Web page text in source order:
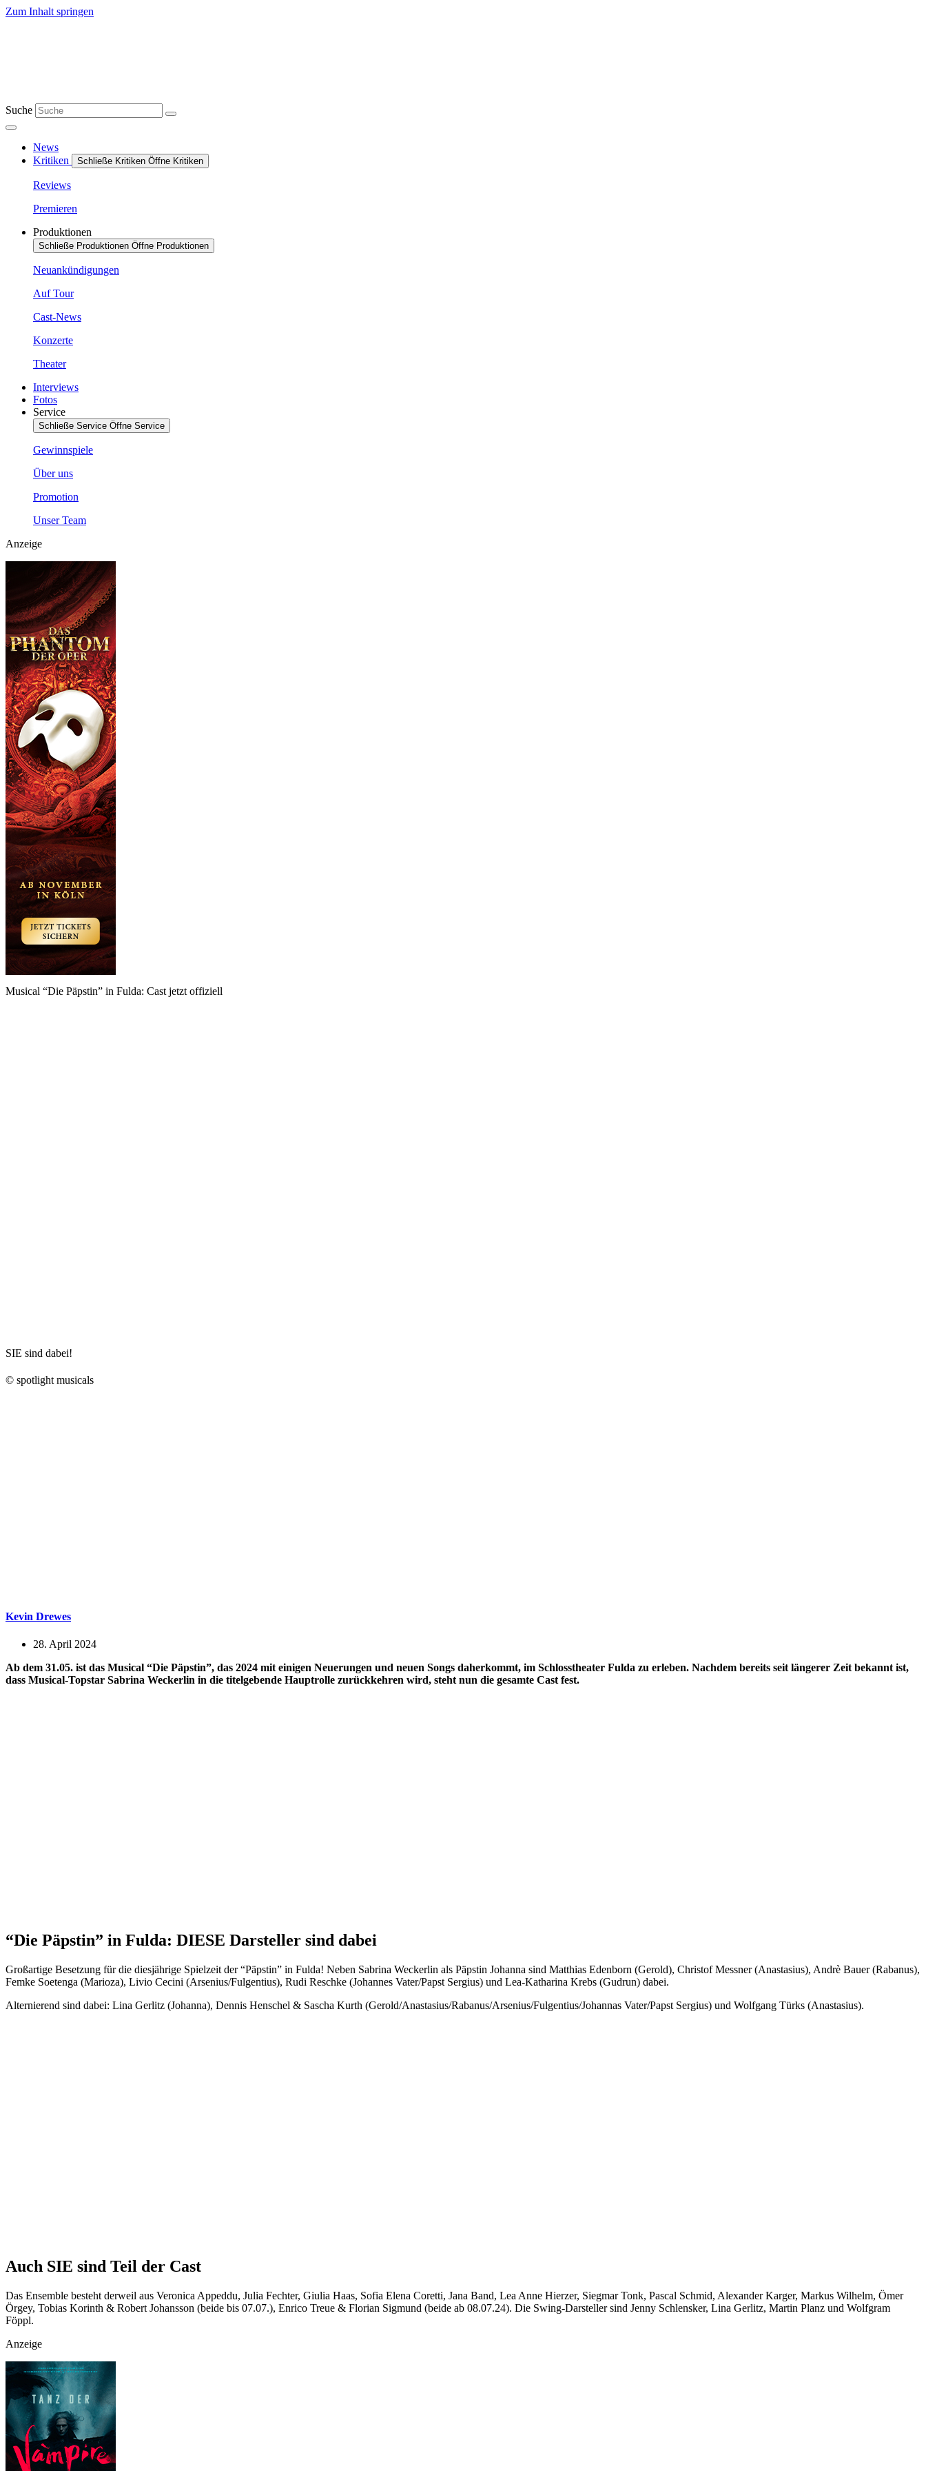
Zum Inhalt springen
Suche
News
Kritiken
Schließe Kritiken Öffne Kritiken
Reviews
Premieren
Produktionen
Schließe Produktionen Öffne Produktionen
Neuankündigungen
Auf Tour
Cast-News
Konzerte
Theater
Interviews
Fotos
Service
Schließe Service Öffne Service
Gewinnspiele
Über uns
Promotion
Unser Team
Anzeige
Musical “Die Päpstin” in Fulda: Cast jetzt offiziell
SIE sind dabei!
© spotlight musicals
Kevin Drewes
28. April 2024
Ab dem 31.05. ist das Musical “Die Päpstin”, das 2024 mit einigen Neuerungen und neuen Songs daherkommt, im Schlosstheater Fulda zu erleben. Nachdem bereits seit längerer Zeit bekannt ist,
dass Musical-Topstar Sabrina Weckerlin in die titelgebende Hauptrolle zurückkehren wird, steht nun die gesamte Cast fest.
“Die Päpstin” in Fulda: DIESE Darsteller sind dabei
Großartige Besetzung für die diesjährige Spielzeit der “Päpstin” in Fulda! Neben Sabrina Weckerlin als Päpstin Johanna sind Matthias Edenborn (Gerold), Christof Messner (Anastasius), Andrè Bauer (Rabanus),
Femke Soetenga (Marioza), Livio Cecini (Arsenius/Fulgentius), Rudi Reschke (Johannes Vater/Papst Sergius) und Lea-Katharina Krebs (Gudrun) dabei.
Alternierend sind dabei: Lina Gerlitz (Johanna), Dennis Henschel & Sascha Kurth (Gerold/Anastasius/Rabanus/Arsenius/Fulgentius/Johannas Vater/Papst Sergius) und Wolfgang Türks (Anastasius).
Auch SIE sind Teil der Cast
Das Ensemble besteht derweil aus Veronica Appeddu, Julia Fechter, Giulia Haas, Sofia Elena Coretti, Jana Band, Lea Anne Hierzer, Siegmar Tonk, Pascal Schmid, Alexander Karger, Markus Wilhelm, Ömer
Örgey, Tobias Korinth & Robert Johansson (beide bis 07.07.), Enrico Treue & Florian Sigmund (beide ab 08.07.24). Die Swing-Darsteller sind Jenny Schlensker, Lina Gerlitz, Martin Planz und Wolfgram
Föppl.
Anzeige